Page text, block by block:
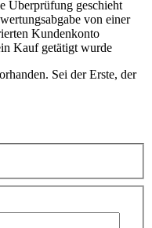
Überprüfung geschieht
von einer
Kundenkonto
Kauf getätigt wurde
Sei der Erste, der